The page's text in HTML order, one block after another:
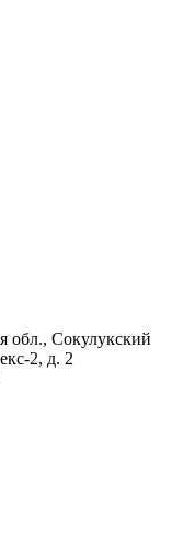
обл., Сокулукский
2, д. 2